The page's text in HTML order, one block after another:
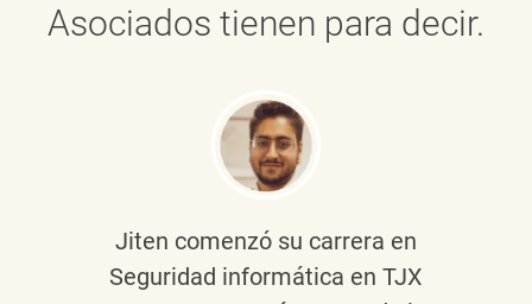
Asociados tienen para decir.
Jiten comenzó su carrera en
Seguridad informática en TJX